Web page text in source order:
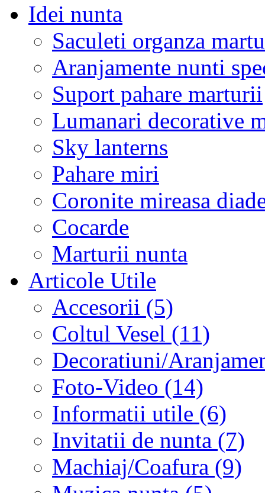
Idei nunta
Saculeti organza
Aranjamente nunti
Suport pahare marturii
Lumanari decorative
Sky lanterns
Pahare miri
Coronite mireasa
Cocarde
Marturii nunta
Articole Utile
Accesorii (5)
Coltul Vesel (11)
Decoratiuni/
Foto-Video (14)
Informatii utile (6)
Invitatii de nunta (7)
Machiaj/Coafura (9)